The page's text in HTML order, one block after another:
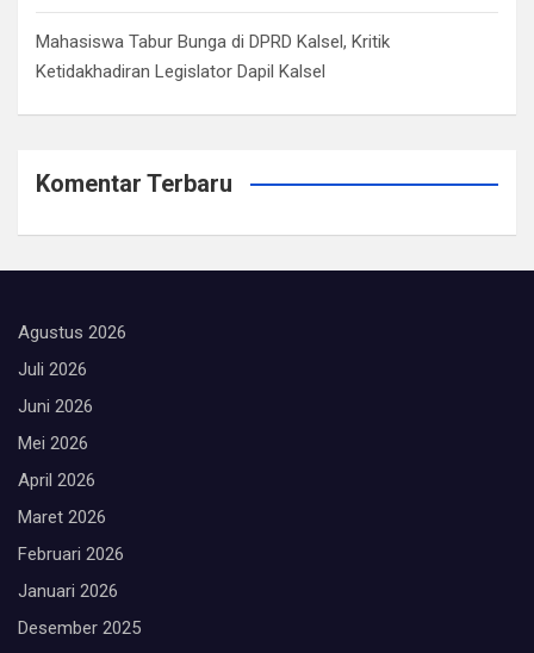
Mahasiswa Tabur Bunga di DPRD Kalsel, Kritik
Ketidakhadiran Legislator Dapil Kalsel
Komentar Terbaru
Agustus 2026
Juli 2026
Juni 2026
Mei 2026
April 2026
Maret 2026
Februari 2026
Januari 2026
Desember 2025